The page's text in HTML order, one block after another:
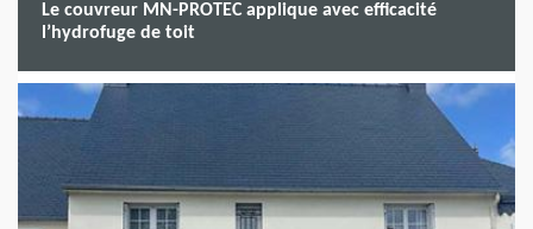
Le couvreur MN-PROTEC applique avec efficacité
l’hydrofuge de toit